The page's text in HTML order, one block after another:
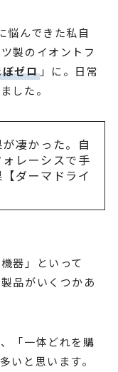
悩んできた私自
製のイオントフ
ゼロ」に。日常
した。
凄かった。自
レーシスで手
ダーマドライ
器」といって
品がいくつかあ
「一体どれを購
いと思います。